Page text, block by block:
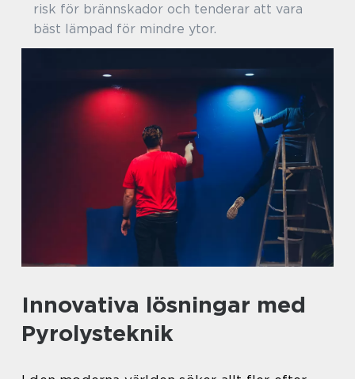
risk för brännskador och tenderar att vara
bäst lämpad för mindre ytor.
Innovativa lösningar med
Pyrolysteknik